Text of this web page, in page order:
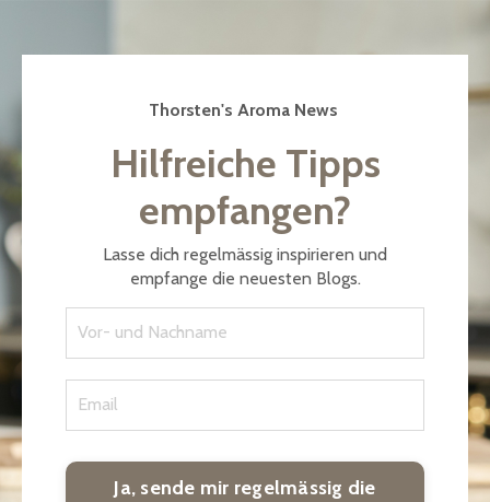
Thorsten's Aroma News
Hilfreiche Tipps
empfangen?
Lasse dich regelmässig inspirieren und
empfange die neuesten Blogs.
Ja, sende mir regelmässig die